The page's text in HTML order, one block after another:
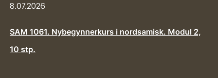
8.07.2026
SAM 1061. Nybegynnerkurs i nordsamisk. Modul 2,
10 stp.